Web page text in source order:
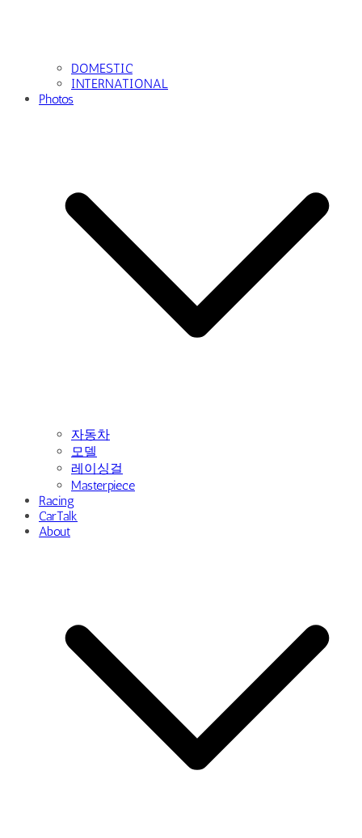
DOMESTIC
INTERNATIONAL
Photos
자동차
모델
레이싱걸
Masterpiece
Racing
CarTalk
About